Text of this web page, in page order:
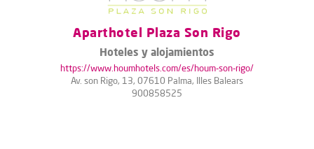
Aparthotel Plaza Son Rigo
Hoteles y alojamientos
https://www.houmhotels.com/es/houm-son-rigo/
Av. son Rigo, 13, 07610 Palma, Illes Balears
900858525